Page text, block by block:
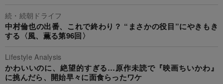
続・続朝ドライフ
中村倫也の出番、これで終わり？ “まさかの役目”にやきもき
する〈風、薫る第96回〉
Lifestyle Analysis
かわいいのに、絶望的すぎる…原作未読で『映画ちいかわ』
に挑んだら、開始早々に面食らったワケ